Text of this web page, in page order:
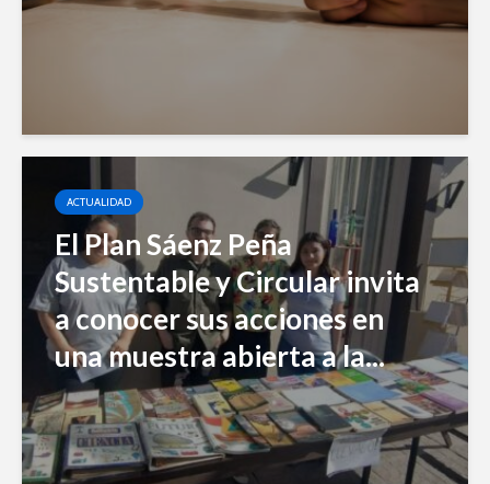
ACTUALIDAD
El Plan Sáenz Peña
Sustentable y Circular invita
a conocer sus acciones en
una muestra abierta a la...